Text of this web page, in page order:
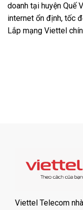
doanh tại huyện Quế
internet ổn định, tốc
Lắp mạng Viettel
Viettel Telecom